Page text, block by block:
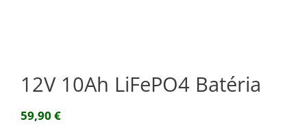
12V 10Ah LiFePO4 Batéria
59,90 €